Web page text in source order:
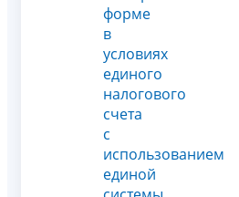
форме
в
условиях
единого
налогового
счета
с
использованием
единой